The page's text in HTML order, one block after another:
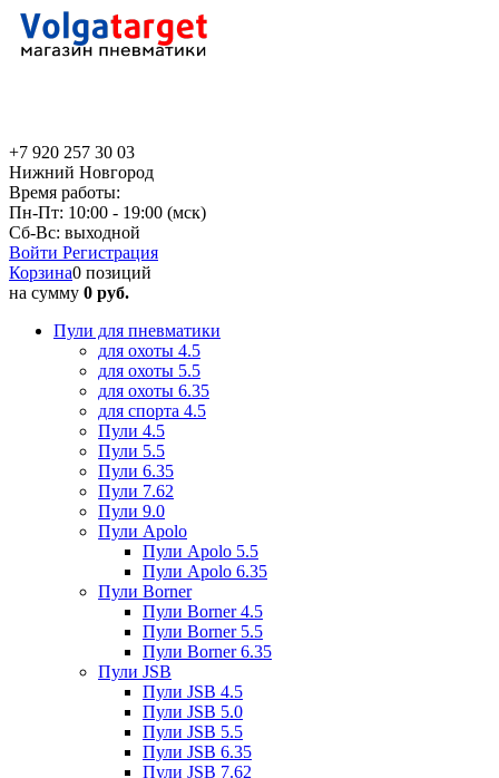
+7 920 257 30 03
Нижний Новгород
Время работы:
Пн-Пт: 10:00 - 19:00 (мск)
Сб-Вс: выходной
Войти Регистрация
Корзина0 позиций
на сумму 0 руб.
Пули для пневматики
для охоты 4.5
для охоты 5.5
для охоты 6.35
для спорта 4.5
Пули 4.5
Пули 5.5
Пули 6.35
Пули 7.62
Пули 9.0
Пули Apolo
Пули Apolo 5.5
Пули Apolo 6.35
Пули Borner
Пули Borner 4.5
Пули Borner 5.5
Пули Borner 6.35
Пули JSB
Пули JSB 4.5
Пули JSB 5.0
Пули JSB 5.5
Пули JSB 6.35
Пули JSB 7.62